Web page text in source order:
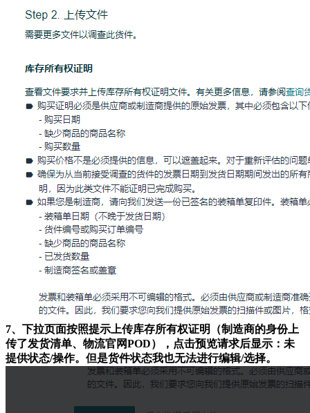
7、下拉页面按照提示上传库存所有权证明（制造商的身份上
传了发货清单、物流官网POD），点击预览请求后显示：未
提供状态/操作。但是货件状态我也无法进行编辑/选择。